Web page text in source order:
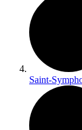
Saint-